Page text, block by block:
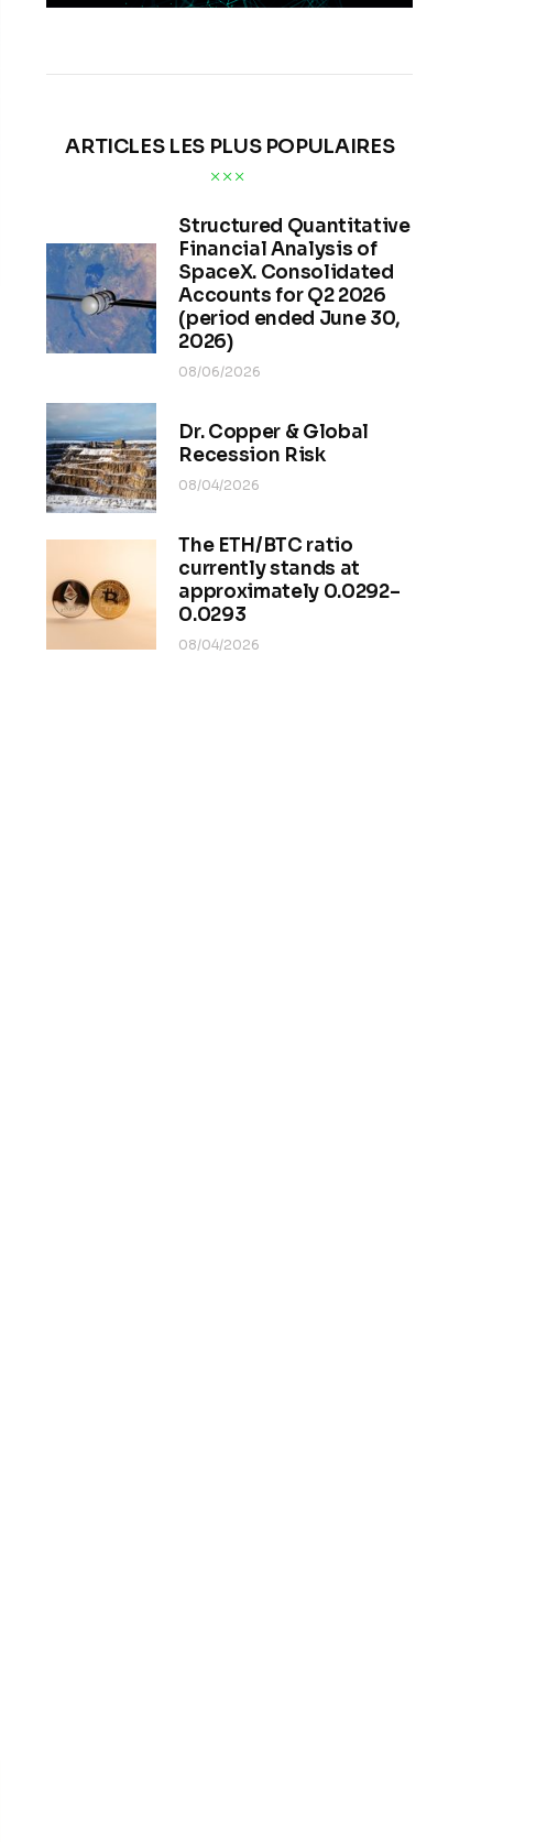
ARTICLES LES PLUS POPULAIRES
Structured Quantitative
Financial Analysis of
SpaceX. Consolidated
Accounts for Q2 2026
(period ended June 30,
2026)
08/06/2026
Dr. Copper & Global
Recession Risk
08/04/2026
The ETH/BTC ratio
currently stands at
approximately 0.0292–
0.0293
08/04/2026